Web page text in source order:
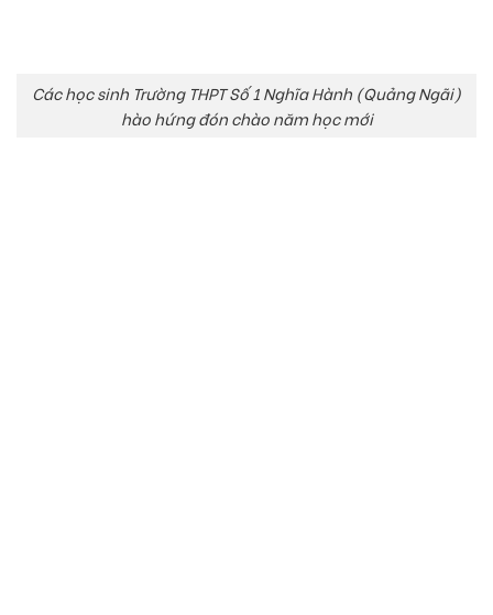
Các học sinh Trường THPT Số 1 Nghĩa Hành (Quảng Ngãi)
hào hứng đón chào năm học mới